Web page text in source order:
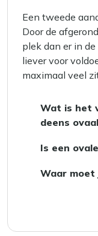
Een tweede
Door de
plek dan er in
liever voor
maximaal veel
Wat is het
deens
enDeens
Deens
Is een
unieke
Waar